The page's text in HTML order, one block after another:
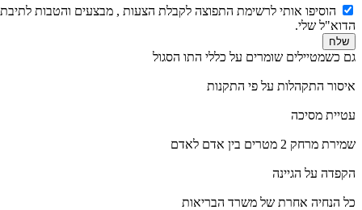
הוסיפו אותי לרשימת התפוצה לקבלת הצעות , מבצעים והטבות לתיבת
הדוא"ל שלי.
שלח
גם כשמטיילים שומרים על כללי התו הסגול
איסור התקהלות על פי התקנות
עטיית מסיכה
שמירת מרחק 2 מטרים בין אדם לאדם
הקפדה על הגיינה
כל הנחיה אחרת של משרד הבריאות